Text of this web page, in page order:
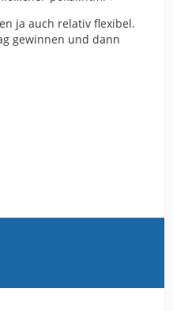
ja auch relativ flexibel.
gewinnen und dann